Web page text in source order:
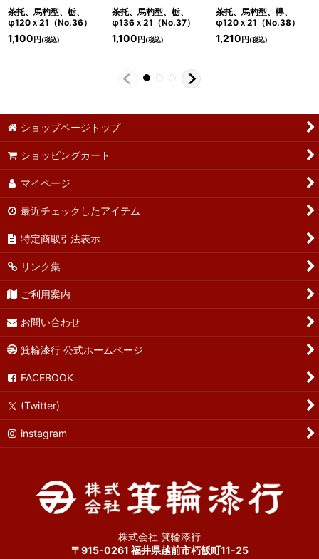
茶托、馬杓型、栃、
φ120ｘ21（No.36）
1,100 円(税込)
茶托、馬杓型、栃、
φ136ｘ21（No.37）
1,100 円(税込)
茶托、馬杓型、欅、
φ120ｘ21（No.38）
1,210 円(税込)
ショップページトップ
ショッピングカート
マイページ
最近チェックしたアイテム
特定商取引法表示
リンク集
ご利用案内
お問い合わせ
箕輪漆行 公式ホームページ
FACEBOOK
(Twitter)
instagram
株式会社 箕輪漆行
〒915-0261 福井県越前市朽飯町11-25